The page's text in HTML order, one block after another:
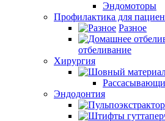
Эндомоторы
Профилактика для
Разное
отбеливание
Хирургия
Эндодонтия